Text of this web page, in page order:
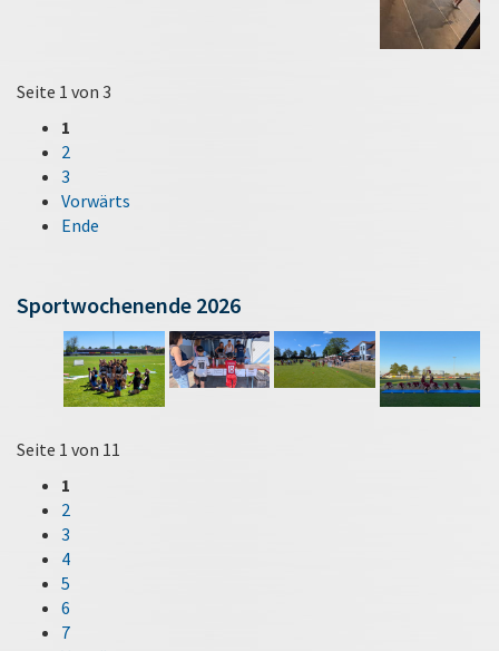
Seite 1 von 3
1
2
3
Vorwärts
Ende
Sportwochenende 2026
Seite 1 von 11
1
2
3
4
5
6
7